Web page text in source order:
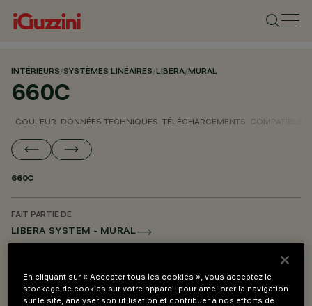
INTÉRIEURS/SYSTÈMES LINÉAIRES/LIBERA/MURAL
660C
COULEUR DONNÉES TECHNIQUES TÉLÉCHARGEMENTS COMPATIBLE
660C
FAIT PARTIE DE
LIBERA SYSTEM - MURAL
LIBERA SYSTEM - ACCESSOIRE DE MONTAGE ET ALIMENTATION
En cliquant sur « Accepter tous les cookies », vous acceptez le
stockage de cookies sur votre appareil pour améliorer la navigation
sur le site, analyser son utilisation et contribuer à nos efforts de